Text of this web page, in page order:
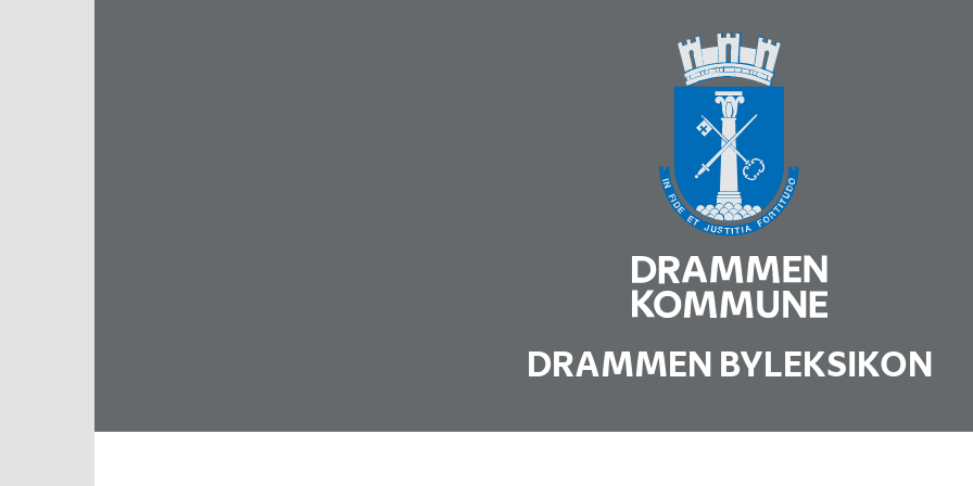
DRAMMEN BYLEKSIKON